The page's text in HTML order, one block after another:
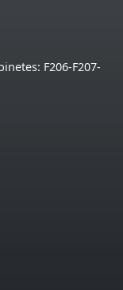
F206-F207-